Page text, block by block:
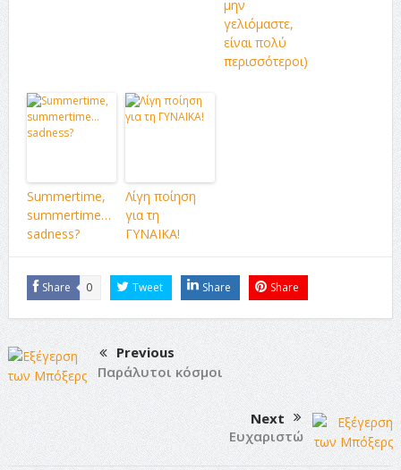
μην
γελιόμαστε,
είναι πολύ
περισσότεροι)
Summertime,
summertime…
sadness?
Λίγη ποίηση
για τη
ΓΥΝΑΙΚΑ!
Share 0 Tweet Share Share
Previous
Παράλυτοι κόσμοι
Next
Ευχαριστώ